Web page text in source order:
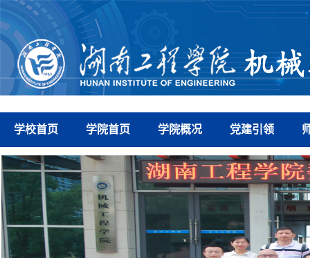
学校首页 学院首页 学院概况 党建引领